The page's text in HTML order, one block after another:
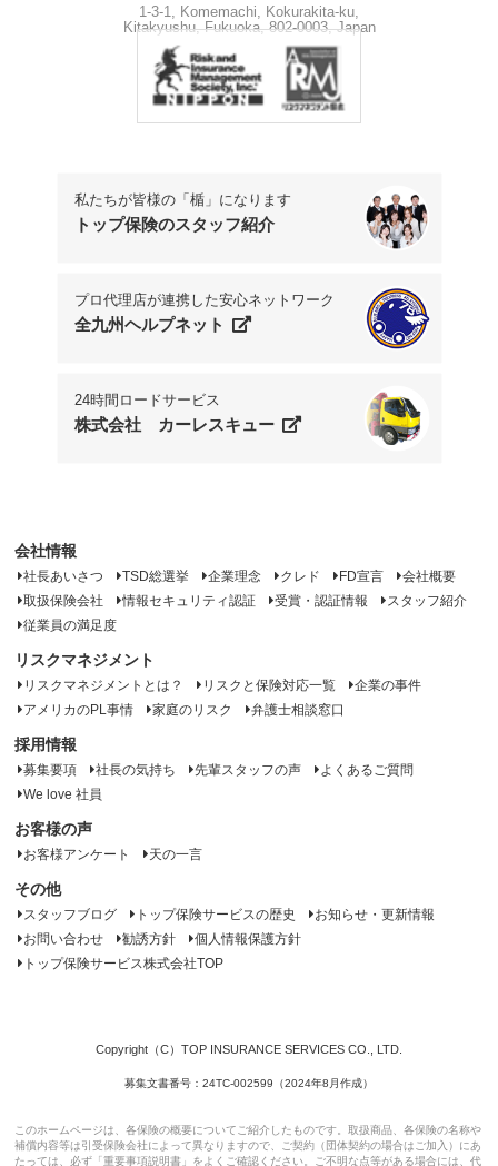
1-3-1, Komemachi, Kokurakita-ku,
Kitakyushu, Fukuoka, 802-0003, Japan
Phone.+81-93-541-7777
私たちが皆様の「楯」になります
トップ保険のスタッフ紹介
プロ代理店が連携した安心ネットワーク
全九州ヘルプネット
24時間ロードサービス
株式会社 カーレスキュー
会社情報
社長あいさつ TSD総選挙 企業理念 クレド FD宣言
会社概要
取扱保険会社
情報セキュリティ認証 受賞・認証情報
スタッフ紹介
従業員の満足度
リスクマネジメント
リスクマネジメントとは？ リスクと保険対応一覧
企業の事件
アメリカのPL事情
家庭のリスク 弁護士相談窓口
採用情報
募集要項 社長の気持ち 先輩スタッフの声
よくあるご質問
We love 社員
お客様の声
お客様アンケート 天の一言
その他
スタッフブログ トップ保険サービスの歴史
お知らせ・更新情報
お問い合わせ
勧誘方針
個人情報保護方針
トップ保険サービス株式会社TOP
Copyright（C）TOP INSURANCE SERVICES CO., LTD.
募集文書番号：24TC-002599（2024年8月作成）
このホームページは、各保険の概要についてご紹介したものです。取扱商品、各保険の名称や
補償内容等は引受保険会社によって異なりますので、ご契約（団体契約の場合はご加入）にあ
たっては、必ず「重要事項説明書」をよくご確認ください。ご不明な点等がある場合には、代